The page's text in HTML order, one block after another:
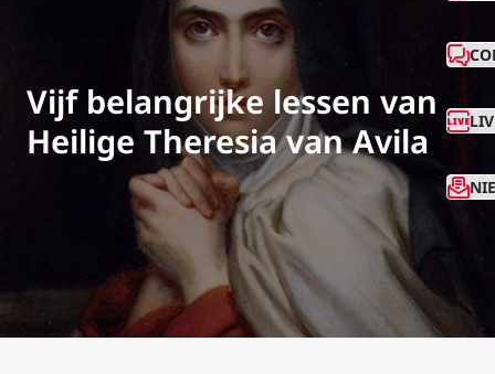
Vijf belangrijke lessen van
Heilige Theresia van Avila